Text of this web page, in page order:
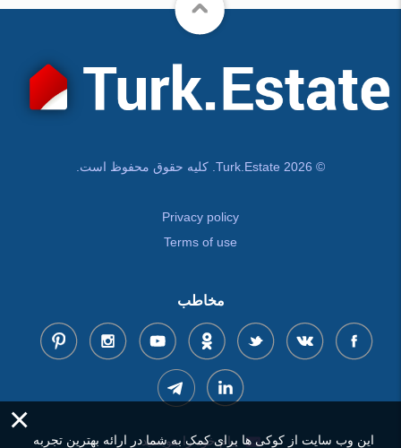
© Turk.Estate 2026. کلیه حقوق محفوظ است.
Privacy policy
Terms of use
مخاطب
پیام خود را بنویسید
×
این وب سایت از کوکی ها برای کمک به شما در ارائه بهترین تجربه